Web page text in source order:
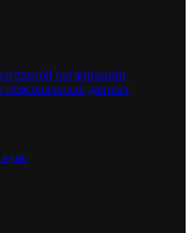
организации
персональных данных